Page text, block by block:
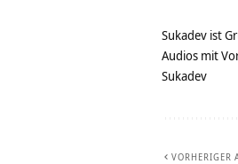
Sukadev ist
Audios mit
Sukadev
VORHERIGER